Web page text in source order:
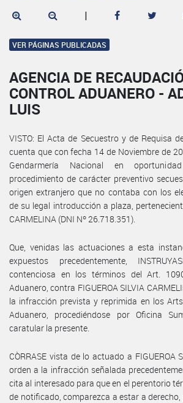
|
VER PÁGINAS PUBLICADAS
AGENCIA DE
CONTROL ADUANERO -
LUIS
VISTO: El Acta de Secuestro y de Requisa
cuenta que con fecha 14 de Noviembre de
Gendarmería Nacional en
procedimiento de carácter preventivo
origen extranjero que no contaba con los
de su legal introducción a plaza,
CARMELINA (DNI Nº 26.718.351).
Que, venidas las actuaciones a esta
expuestos precedentemente,
contenciosa en los términos del Art.
Aduanero, contra FIGUEROA SILVIA
la infracción prevista y reprimida en los
Aduanero, procediéndose por Oficina
caratular la presente.
CÒRRASE vista de lo actuado a FIGUEROA
orden a la infracción señalada
cita al interesado para que en el perentorio
de notificado, comparezca a estar a derecho,